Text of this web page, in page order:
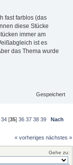
fast farblos (das
diese Stücke
immer am
ist es
das Thema wurde
Gespeichert
34 [35]36 37 38 39
Nach
« vorheriges nächstes »
Gehe zu: